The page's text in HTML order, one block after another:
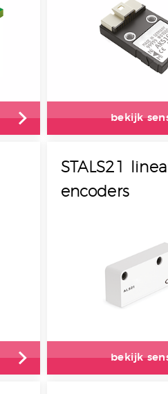
bekijk
STALS21
encoders
bekijk